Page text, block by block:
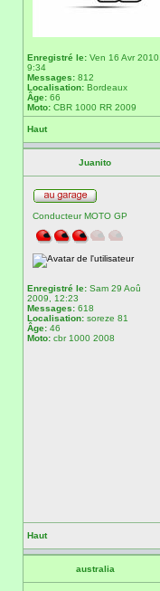
Enregistré le: Ven 16 Avr 2010,
9:34
Messages: 812
Localisation: Bordeaux
Âge: 66
Moto: CBR 1000 RR 2009
Haut
Juanito
Conducteur MOTO GP
Enregistré le: Sam 29 Aoû
2009, 12:23
Messages: 618
Localisation: soreze 81
Âge: 46
Moto: cbr 1000 2008
Haut
australia